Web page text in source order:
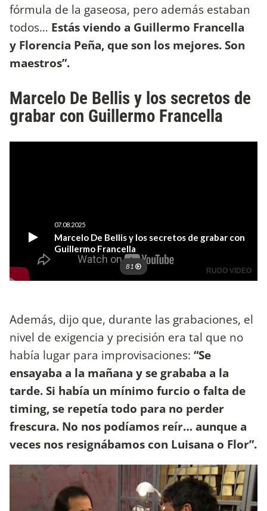
fórmula de la gaseosa, pero además estaban
todos… Estás viendo a Guillermo Francella
y Florencia Peña, que son los mejores. Son
maestros”.
Marcelo De Bellis y los secretos de
grabar con Guillermo Francella
Además, dijo que, durante las grabaciones, el
nivel de exigencia y precisión era tal que no
había lugar para improvisaciones: “Se
ensayaba a la mañana y se grababa a la
tarde. Si había un mínimo furcio o falta de
timing, se repetía todo para no perder
frescura. No nos podíamos reír… aunque a
veces nos resignábamos con Luisana o Flor”.